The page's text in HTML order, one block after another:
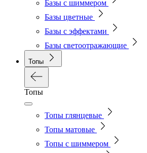
Базы с шиммером
Базы цветные
Базы с эффектами
Базы светоотражающие
Топы
Топы
Топы глянцевые
Топы матовые
Топы с шиммером